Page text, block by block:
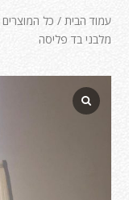
עמוד הבית / כל המוצרים
מלבני בד פליסה